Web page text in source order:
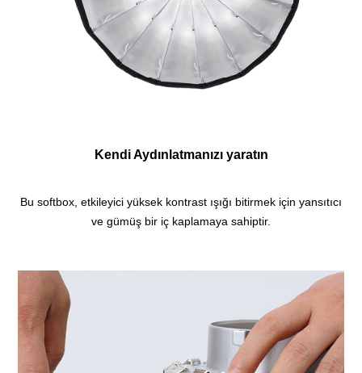
Kendi Aydınlatmanızı yaratın
Bu softbox, etkileyici yüksek kontrast ışığı bitirmek için yansıtıcı
ve gümüş bir iç kaplamaya sahiptir.